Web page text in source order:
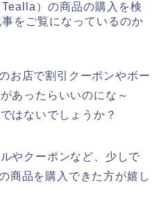
）の商品の購入を検
をご覧になっているのか
お店で割引クーポンやボー
あったらいいのにな～
はないでしょうか？
やクーポンなど、少しで
商品を購入できた方が嬉し